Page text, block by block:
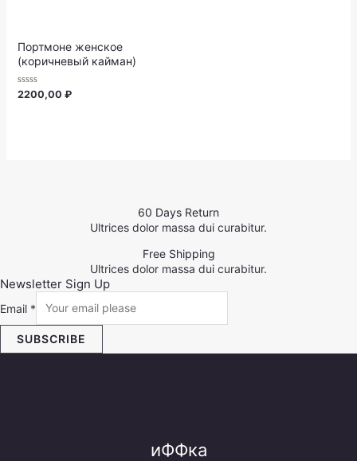
Портмоне женское
(коричневый кайман)
Rated
2200,00 ₽
60 Days Return
Ultrices dolor massa dui curabitur.
Free Shipping
Ultrices dolor massa dui curabitur.
Newsletter Sign Up
Email *
SUBSCRIBE
иФФка